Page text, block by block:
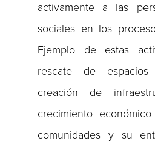
activamente a las
sociales en los
Ejemplo de estas
rescate de
creación de
crecimiento
comunidades y su